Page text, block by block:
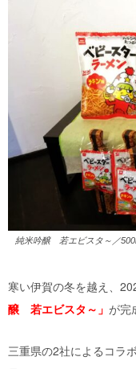
純米吟醸 若エビスタ～／
寒い伊賀の冬を越え、
醸 若エビスタ～」 が完
三重県の2社によるコラ